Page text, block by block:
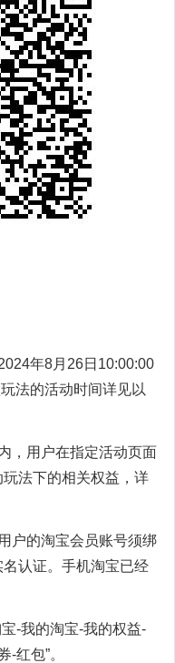
年8月26日10:00:00
法的活动时间详见以
，用户在指定活动页面
法下的相关权益，详
户的淘宝会员账号须绑
认证。手机淘宝已经
-我的淘宝-我的权益-
-红包”。